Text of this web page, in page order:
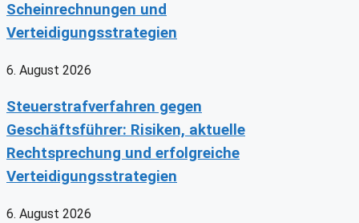
Scheinrechnungen und
Verteidigungsstrategien
6. August 2026
Steuerstrafverfahren gegen
Geschäftsführer: Risiken, aktuelle
Rechtsprechung und erfolgreiche
Verteidigungsstrategien
6. August 2026